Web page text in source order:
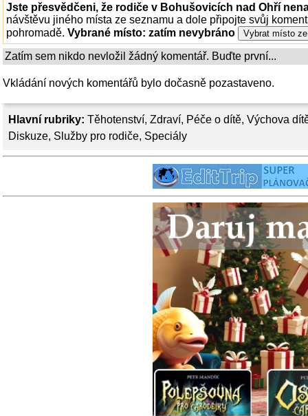
Hlavní rubriky: Těhotenství, Zdraví, Péče o dítě, Výchova
Diskuze, Služby pro rodiče, Speciály
Jste přesvědčeni, že rodiče v Bohušovicích nad Ohří
návštěvu jiného místa ze seznamu a dole připojte svůj
pohromadě. Vybrané místo: zatím nevybráno
Zatím sem nikdo nevložil žádný komentář. Buďte první...
Vkládání nových komentářů bylo dočasně pozastaveno.